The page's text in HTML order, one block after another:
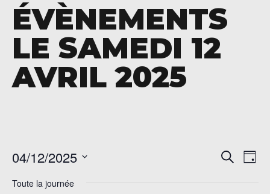
ÉVÈNEMENTS
LE SAMEDI 12
AVRIL 2025
Jour
04/12/2025
une
Toute la journée